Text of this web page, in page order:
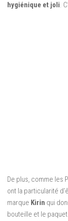
hygiénique et joli.
De plus, comme les
ont la particularité
marque Kirin qui
bouteille et le